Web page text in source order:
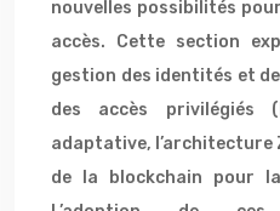
nouvelles possibilités
accès. Cette section
gestion des identités et
des accès privilégiés
adaptative, l’architecture
de la blockchain pour